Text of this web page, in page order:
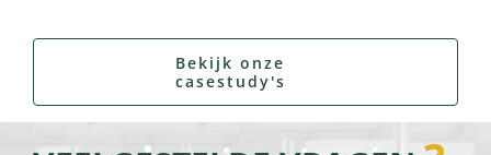
Bekijk onze
casestudy's